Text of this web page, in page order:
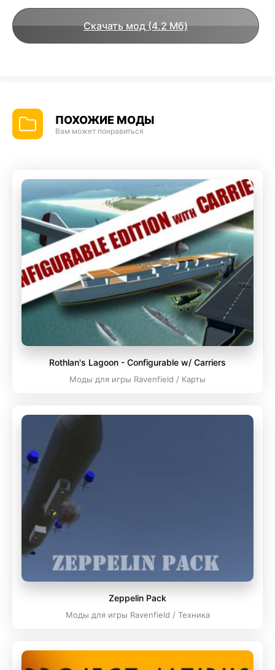
Скачать мод (4.2 Мб)
ПОХОЖИЕ МОДЫ
Вам может понравиться
Rothlan's Lagoon - Configurable w/ Carriers
Моды для игры Ravenfield / Карты
Zeppelin Pack
Моды для игры Ravenfield / Техника